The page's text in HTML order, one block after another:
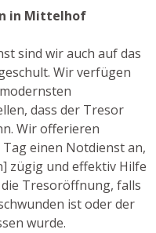
in Mittelhof
sind wir auch auf das
Wir verfügen
dass der Tresor
Wir offerieren
einen Notdienst an,
zügig und effektiv Hilfe
Tresoröffnung, falls
ist oder der
wurde.